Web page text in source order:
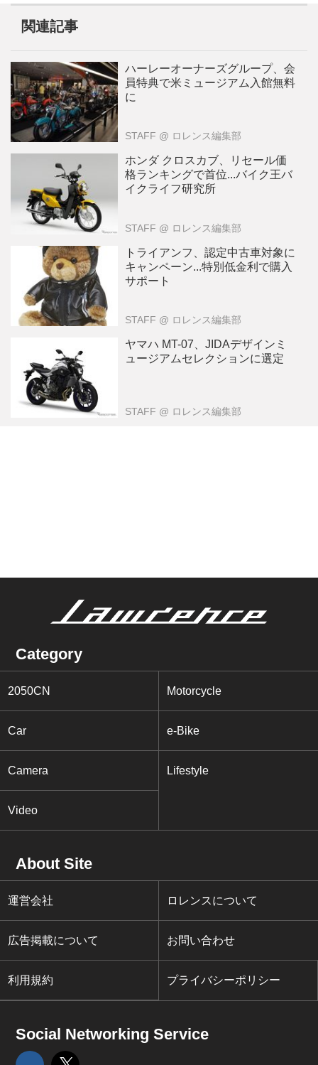
関連記事
ハーレーオーナーズグループ、会
員特典で米ミュージアム入館無料
に
STAFF @ ロレンス編集部
ホンダ クロスカブ、リセール価
格ランキングで首位...バイク王バ
イクライフ研究所
STAFF @ ロレンス編集部
トライアンフ、認定中古車対象に
キャンペーン...特別低金利で購入
サポート
STAFF @ ロレンス編集部
ヤマハ MT-07、JIDAデザインミ
ュージアムセレクションに選定
STAFF @ ロレンス編集部
Category
2050CN Motorcycle
Car e-Bike
Camera Lifestyle
Video
About Site
運営会社 ロレンスについて
広告掲載について お問い合わせ
利用規約 プライバシーポリシー
Social Networking Service